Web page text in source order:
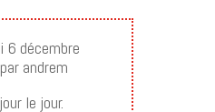
6 décembre
andrem
le jour.